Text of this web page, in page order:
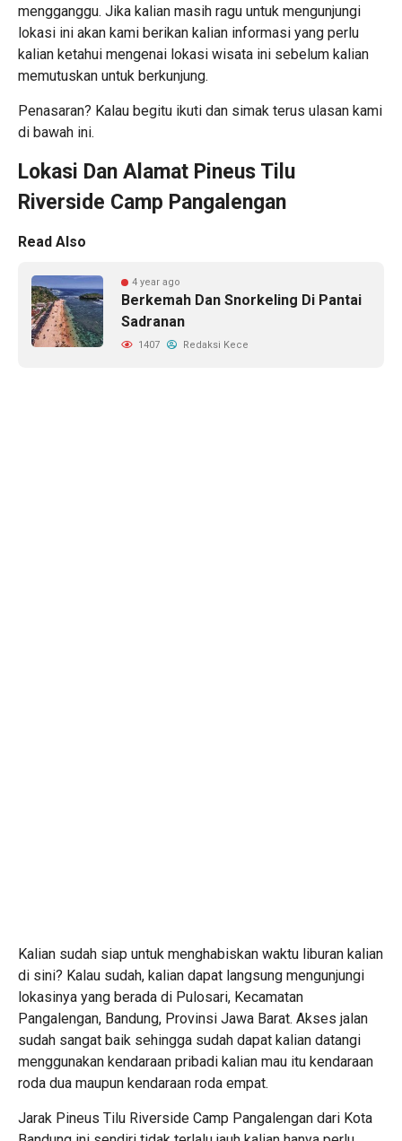
mengganggu. Jika kalian masih ragu untuk mengunjungi
lokasi ini akan kami berikan kalian informasi yang perlu
kalian ketahui mengenai lokasi wisata ini sebelum kalian
memutuskan untuk berkunjung.
Penasaran? Kalau begitu ikuti dan simak terus ulasan kami
di bawah ini.
Lokasi Dan Alamat Pineus Tilu
Riverside Camp Pangalengan
Read Also
4 year ago
Berkemah Dan Snorkeling Di Pantai
Sadranan
1407 Redaksi Kece
Kalian sudah siap untuk menghabiskan waktu liburan kalian
di sini? Kalau sudah, kalian dapat langsung mengunjungi
lokasinya yang berada di Pulosari, Kecamatan
Pangalengan, Bandung, Provinsi Jawa Barat. Akses jalan
sudah sangat baik sehingga sudah dapat kalian datangi
menggunakan kendaraan pribadi kalian mau itu kendaraan
roda dua maupun kendaraan roda empat.
Jarak Pineus Tilu Riverside Camp Pangalengan dari Kota